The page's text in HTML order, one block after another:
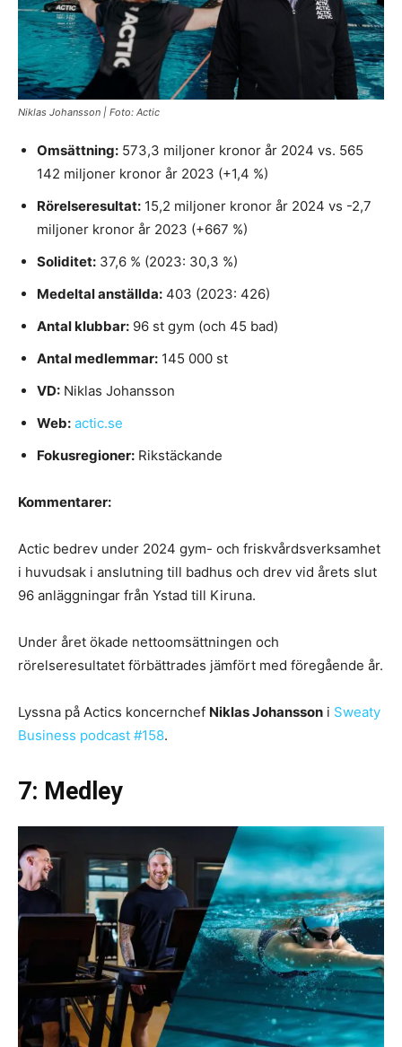
Niklas Johansson | Foto: Actic
Omsättning: 573,3 miljoner kronor år 2024 vs. 565
142 miljoner kronor år 2023 (+1,4 %)
Rörelseresultat: 15,2 miljoner kronor år 2024 vs -2,7
miljoner kronor år 2023 (+667 %)
Soliditet: 37,6 % (2023: 30,3 %)
Medeltal anställda: 403 (2023: 426)
Antal klubbar: 96 st gym (och 45 bad)
Antal medlemmar: 145 000 st
VD: Niklas Johansson
Web: actic.se
Fokusregioner: Rikstäckande
Kommentarer:
Actic bedrev under 2024 gym- och friskvårdsverksamhet
i huvudsak i anslutning till badhus och drev vid årets slut
96 anläggningar från Ystad till Kiruna.
Under året ökade nettoomsättningen och
rörelseresultatet förbättrades jämfört med föregående år.
Lyssna på Actics koncernchef Niklas Johansson i Sweaty
Business podcast #158.
7: Medley